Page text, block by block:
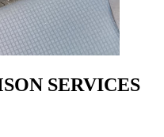
SERVICES